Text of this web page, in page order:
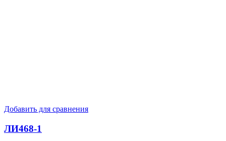
Добавить для сравнения
ЛИ468-1